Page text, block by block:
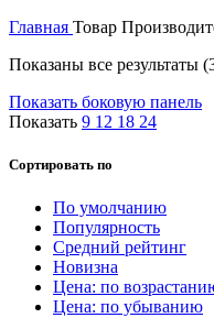
Главная Товар
Показаны все результаты
Показать боковую панель
Показать 9 12 18 24
Сортировать по
По умолчанию
Популярность
Средний рейтинг
Новизна
Цена: по
Цена: по убыванию